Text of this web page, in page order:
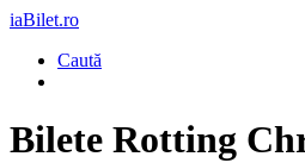
iaBilet.ro
Caută
Bilete Rotting